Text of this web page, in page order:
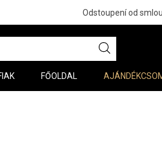
Odstoupení od
FŐOLDAL